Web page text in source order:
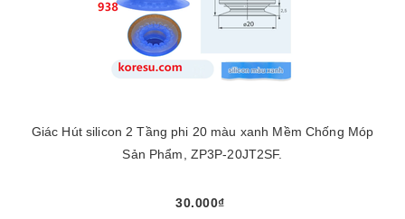
Giác Hút silicon 2 Tầng phi 20 màu xanh Mềm Chống Móp
Sản Phẩm, ZP3P-20JT2SF.
30.000₫